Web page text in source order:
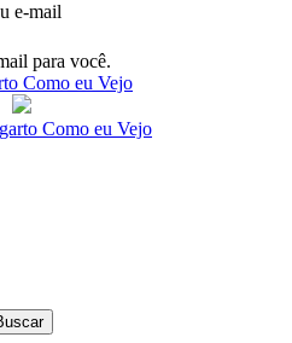
e-mail
para você.
Como eu Vejo